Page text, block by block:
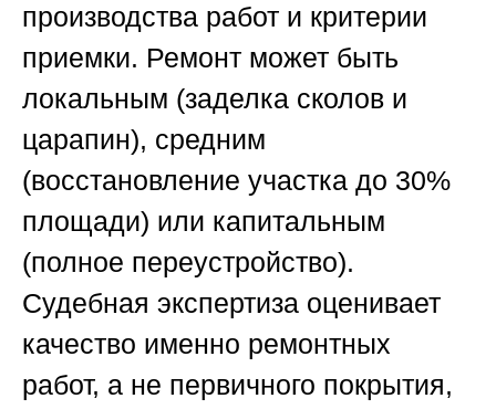
производства работ и критерии
приемки. Ремонт может быть
локальным (заделка сколов и
царапин), средним
(восстановление участка до 30%
площади) или капитальным
(полное переустройство).
Судебная экспертиза оценивает
качество именно ремонтных
работ, а не первичного покрытия,